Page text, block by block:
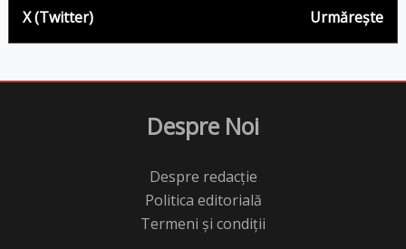
X (Twitter) Urmărește
Despre Noi
Despre redacție
Politica editorială
Termeni și condiții